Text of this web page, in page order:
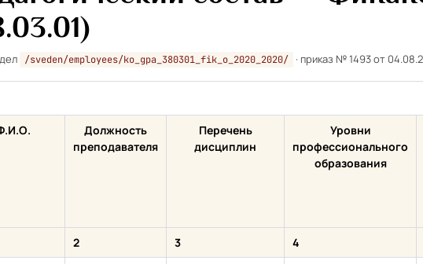
/sveden/employees/ko_gpa_380301_fik_o_2020_2020/ · приказ № 1493 от
Должность
преподавателя
Перечень
дисциплин
Уровни
профессионального
образования
2 3 4